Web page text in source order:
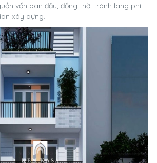
vốn ban đầu, đồng thời tránh lãng phí
xây dựng.